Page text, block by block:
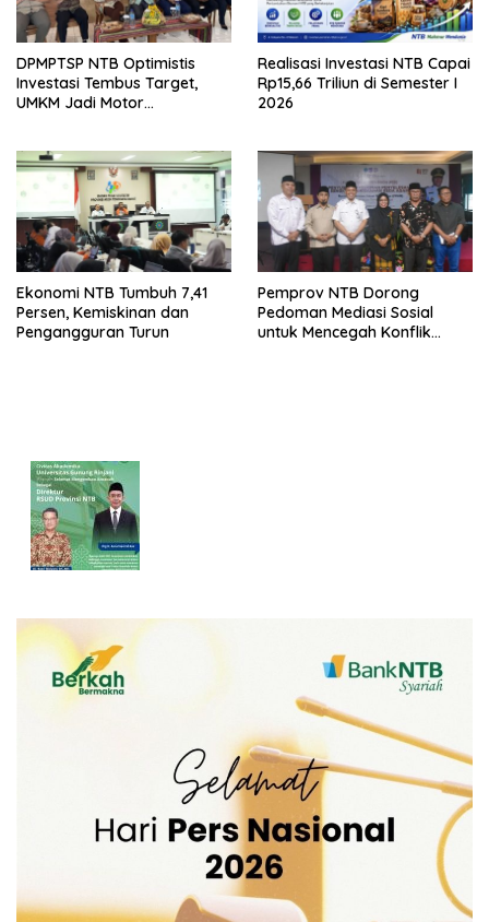
DPMPTSP NTB Optimistis
Investasi Tembus Target,
UMKM Jadi Motor
Realisasi Investasi NTB Capai
Rp15,66 Triliun di Semester I
2026
Ekonomi NTB Tumbuh 7,41
Persen, Kemiskinan dan
Pengangguran Turun
Pemprov NTB Dorong
Pedoman Mediasi Sosial
untuk Mencegah Konflik